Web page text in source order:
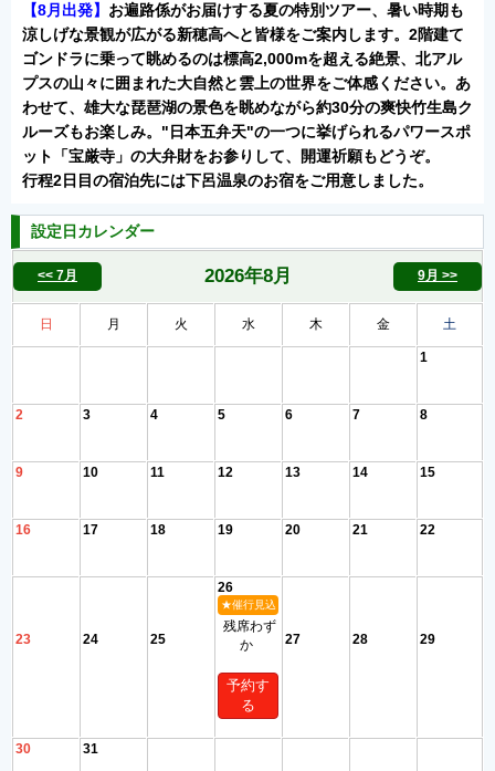
【8月出発】 お遍路係がお届けする夏の特別ツアー、暑い時期も
涼しげな景観が広がる新穂高へと皆様をご案内します。2階建て
ゴンドラに乗って眺めるのは標高2,000mを超える絶景、北アル
プスの山々に囲まれた大自然と雲上の世界をご体感ください。あ
わせて、雄大な琵琶湖の景色を眺めながら約30分の爽快竹生島ク
ルーズもお楽しみ。"日本五弁天"の一つに挙げられるパワースポ
ット「宝厳寺」の大弁財をお参りして、開運祈願もどうぞ。
行程2日目の宿泊先には下呂温泉のお宿をご用意しました。
設定日カレンダー
<< 7月 2026年8月 9月 >>
日 月 火 水 木 金 土
1
2 3 4 5 6 7 8
9 10 11 12 13 14 15
16 17 18 19 20 21 22
23 24 25
26
★催行見込
残席わず
か
予約す
る
27 28 29
30 31